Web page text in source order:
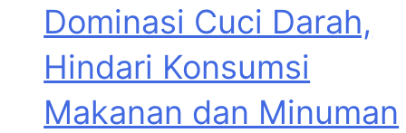
Dominasi Cuci Darah,
Hindari Konsumsi
Makanan dan Minuman